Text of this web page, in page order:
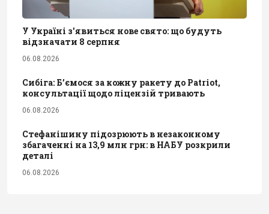
У Україні з'явиться нове свято: що будуть
відзначати 8 серпня
06.08.2026
Сибіга: Б’ємося за кожну ракету до Patriot,
консультації щодо ліцензій тривають
06.08.2026
Стефанішину підозрюють в незаконному
збагаченні на 13,9 млн грн: в НАБУ розкрили
деталі
06.08.2026